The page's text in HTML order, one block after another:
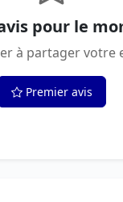
pour le
à partager votre
Premier avis